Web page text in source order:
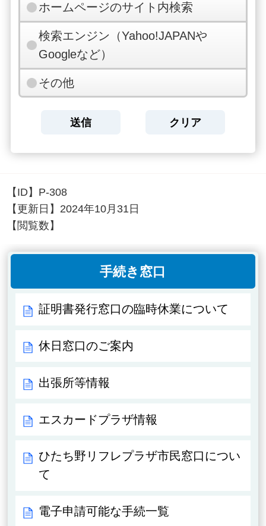
ホームページのサイト内検索
検索エンジン（Yahoo!JAPANや
Googleなど）
その他
【ID】 P-308
【更新日】 2024年10月31日
【閲覧数】
手続き窓口
証明書発行窓口の臨時休業について
休日窓口のご案内
出張所等情報
エスカードプラザ情報
ひたち野リフレプラザ市民窓口につい
て
電子申請可能な手続一覧